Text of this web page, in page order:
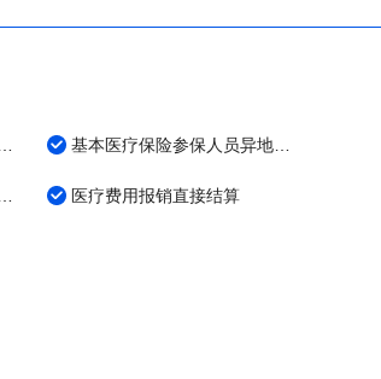
医疗费用报销直接结算